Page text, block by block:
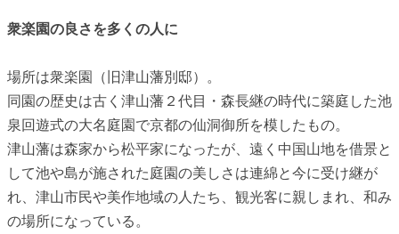
衆楽園の良さを多くの人に
場所は衆楽園（旧津山藩別邸）。
同園の歴史は古く津山藩２代目・森長継の時代に築庭した池
泉回遊式の大名庭園で京都の仙洞御所を模したもの。
津山藩は森家から松平家になったが、遠く中国山地を借景と
して池や島が施された庭園の美しさは連綿と今に受け継が
れ、津山市民や美作地域の人たち、観光客に親しまれ、和み
の場所になっている。